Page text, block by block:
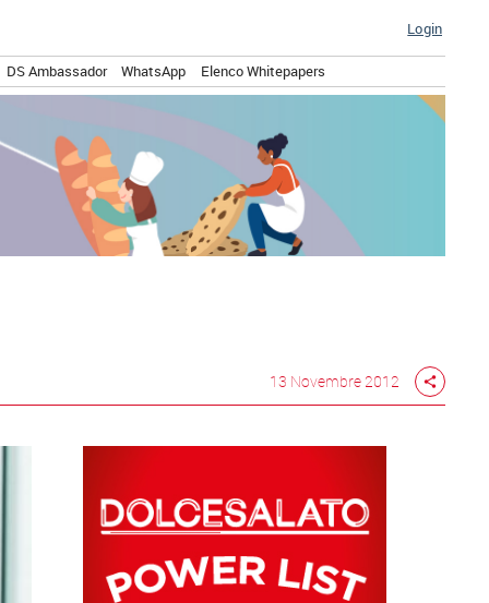
Login
DS Ambassador WhatsApp Elenco Whitepapers
13 Novembre 2012 share